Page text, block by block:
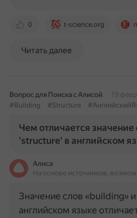
0 t-science.org
Читать далее
Вопрос для Поиска с Алисой
19
#Building
#Structure
Чем отличается
'structure' в английском
Алиса
На основе источников,
Значение слов «building»
английском языке